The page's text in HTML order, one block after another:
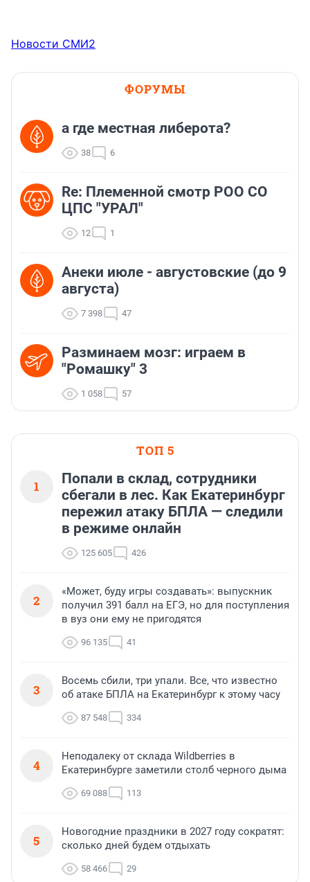
Новости СМИ2
ФОРУМЫ
а где местная либерота?
38 6
Re: Племеннoй смoтр РOO CO
ЦПС "УРАЛ"
12 1
Анеки июле - августовские (до 9
августа)
7 398 47
Разминаем мозг: играем в
"Ромашку" 3
1 058 57
ТОП 5
1
Попали в склад, сотрудники
сбегали в лес. Как Екатеринбург
пережил атаку БПЛА — следили
в режиме онлайн
125 605 426
2
«Может, буду игры создавать»: выпускник
получил 391 балл на ЕГЭ, но для поступления
в вуз они ему не пригодятся
96 135 41
3
Восемь сбили, три упали. Все, что известно
об атаке БПЛА на Екатеринбург к этому часу
87 548 334
4
Неподалеку от склада Wildberries в
Екатеринбурге заметили столб черного дыма
69 088 113
5
Новогодние праздники в 2027 году сократят:
сколько дней будем отдыхать
58 466 29